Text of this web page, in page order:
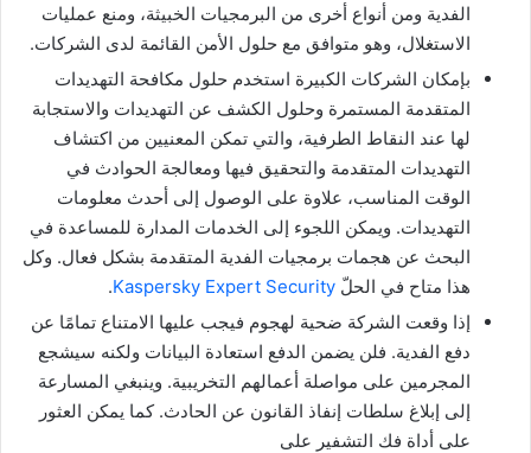
الفدية ومن أنواع أخرى من البرمجيات الخبيثة، ومنع عمليات
الاستغلال، وهو متوافق مع حلول الأمن القائمة لدى الشركات.
بإمكان الشركات الكبيرة استخدم حلول مكافحة التهديدات
المتقدمة المستمرة وحلول الكشف عن التهديدات والاستجابة
لها عند النقاط الطرفية، والتي تمكن المعنيين من اكتشاف
التهديدات المتقدمة والتحقيق فيها ومعالجة الحوادث في
الوقت المناسب، علاوة على الوصول إلى أحدث معلومات
التهديدات. ويمكن اللجوء إلى الخدمات المدارة للمساعدة في
البحث عن هجمات برمجيات الفدية المتقدمة بشكل فعال. وكل
هذا متاح في الحلّ Kaspersky Expert Security
.
إذا وقعت الشركة ضحية لهجوم فيجب عليها الامتناع تمامًا عن
دفع الفدية. فلن يضمن الدفع استعادة البيانات ولكنه سيشجع
المجرمين على مواصلة أعمالهم التخريبية. وينبغي المسارعة
إلى إبلاغ سلطات إنفاذ القانون عن الحادث. كما يمكن العثور
على أداة فك التشفير على